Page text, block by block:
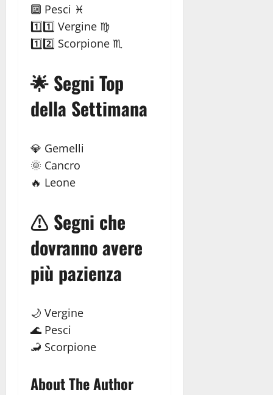
🔟 Pesci ♓
1️⃣1️⃣ Vergine ♍
1️⃣2️⃣ Scorpione ♏
🌟 Segni Top
della Settimana
💎 Gemelli
🌞 Cancro
🔥 Leone
⚠️ Segni che
dovranno avere
più pazienza
🌙 Vergine
🌊 Pesci
🦂 Scorpione
About The Author